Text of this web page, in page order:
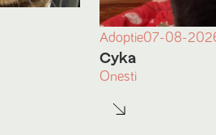
Adoptie07-08-
Cyka
Onesti